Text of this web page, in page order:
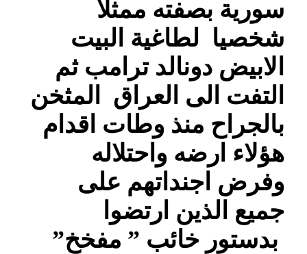
سورية بصفته ممثلا
شخصيا لطاغية البيت
الابيض دونالد ترامب ثم
التفت الى العراق المثخن
بالجراح منذ وطات اقدام
هؤلاء ارضه واحتلاله
وفرض اجنداتهم على
جميع الذين ارتضوا
بدستور خائب ” مفخخ”